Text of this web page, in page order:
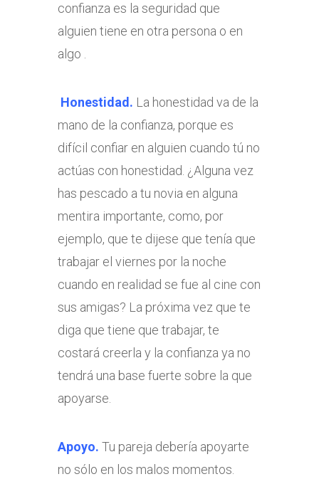
confianza es la seguridad que
alguien tiene en otra persona o en
algo .
Honestidad. La honestidad va de la
mano de la confianza, porque es
difícil confiar en alguien cuando tú no
actúas con honestidad. ¿Alguna vez
has pescado a tu novia en alguna
mentira importante, como, por
ejemplo, que te dijese que tenía que
trabajar el viernes por la noche
cuando en realidad se fue al cine con
sus amigas? La próxima vez que te
diga que tiene que trabajar, te
costará creerla y la confianza ya no
tendrá una base fuerte sobre la que
apoyarse.
Apoyo. Tu pareja debería apoyarte
no sólo en los malos momentos.